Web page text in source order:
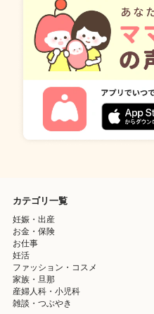
カテゴリ一覧
妊娠・出産
お金・保険
お仕事
妊活
ファッション・コスメ
家族・旦那
産婦人科・小児科
雑談・つぶやき